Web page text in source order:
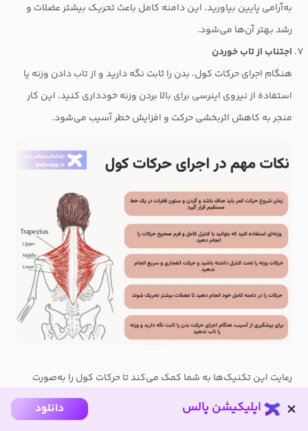
به‌آرامی پایین بیاورید. این دامنه کامل باعث تحریک بیشتر عضلات و
رشد بهتر آن‌ها می‌شود.
اجتناب از تاب خوردن
هنگام اجرای حرکات کول، بدن را ثابت نگه دارید و از تاب دادن وزنه یا
استفاده از نیروی اینرسی برای بالا بردن وزنه خودداری کنید. این کار
منجر به کاهش اثربخشی حرکت و افزایش خطر آسیب می‌شود.
رعایت این تکنیک‌ها به شما کمک می‌کند تا حرکات کول را به‌صورت
صحیح و مؤثر اجرا کنید و به نتایج مطلوب در تقویت و رشد عضلات
اپلیکیشن پالس دانلود